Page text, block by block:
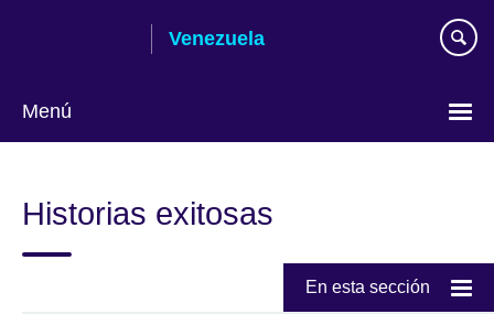
Venezuela
Menú
idioma
Historias exitosas
En esta sección